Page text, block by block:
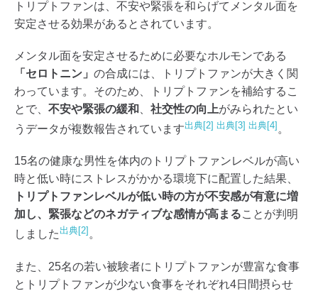
トリプトファンは、不安や緊張を和らげてメンタル面を
安定させる効果があるとされています。
メンタル面を安定させるために必要なホルモンである
「セロトニン」 の合成には、トリプトファンが大きく関
わっています。そのため、トリプトファンを補給するこ
とで、 不安や緊張の緩和 社交性の向上がみられたとい
うデータが複数報告されています出典[2] 出典[3] 出典[4] 。
15名の健康な男性を体内のトリプトファンレベルが高い
時と低い時にストレスがかかる環境下に配置した結果、
トリプトファンレベルが低い時の方が不安感が有意に増
加し、緊張などのネガティブな感情が高まることが判明
しました出典[2] 。
また、25名の若い被験者にトリプトファンが豊富な食事
とトリプトファンが少ない食事をそれぞれ4日間摂らせ